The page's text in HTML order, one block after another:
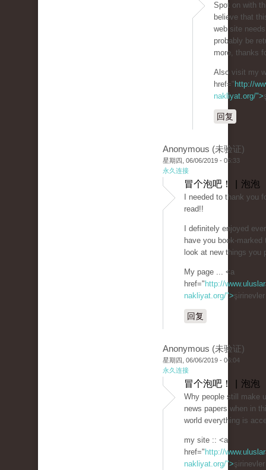
Spot on with
believe that
web site
probably be
more, thanks
Also visit my
href=" http://
nakliyat.org/">
回复
Anonymous (未验证)
星期四, 06/06/2019 - 05:33
永久连接
冒个泡吧！ | 泡泡
I needed to thank you
read!!
I definitely enjoyed
have you book-marked
look at new things
My page ... <a
href=" http://
nakliyat.org/">
回复
Anonymous (未验证)
星期四, 06/06/2019 - 06:04
永久连接
冒个泡吧！ | 泡泡
Why people still make
news papers when in
world everything is
my site :: <a
href=" http://
nakliyat.org/">